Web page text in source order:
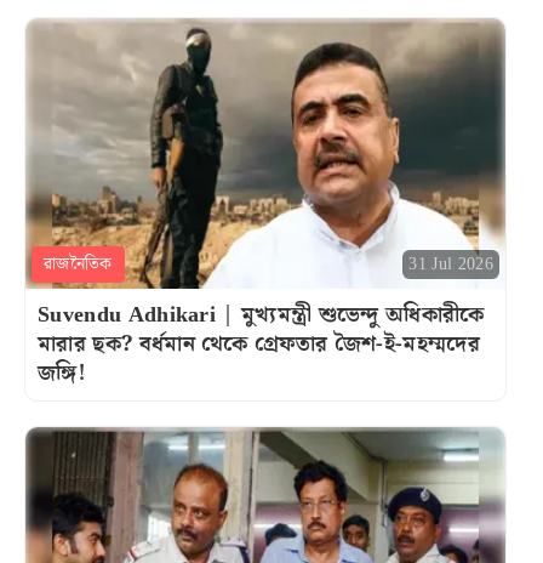
রাজনৈতিক 31 Jul 2026
Suvendu Adhikari | মুখ্যমন্ত্রী শুভেন্দু অধিকারীকে
মারার ছক? বর্ধমান থেকে গ্রেফতার জৈশ-ই-মহম্মদের
জঙ্গি!